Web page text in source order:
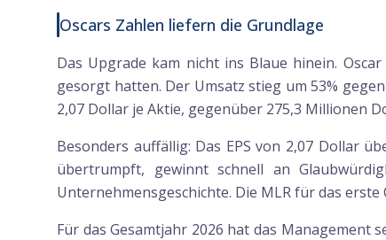
Oscars Zahlen liefern die Grundlage
Das Upgrade kam nicht ins Blaue hinein.
gesorgt hatten. Der Umsatz stieg um 53%
2,07 Dollar je Aktie, gegenüber 275,3 Millionen
Besonders auffällig: Das EPS von 2,07 Dollar
übertrumpft, gewinnt schnell an
Unternehmensgeschichte. Die MLR für das
Für das Gesamtjahr 2026 hat das Management